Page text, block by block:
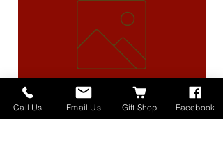
Call Us Email Us Gift Shop Facebook